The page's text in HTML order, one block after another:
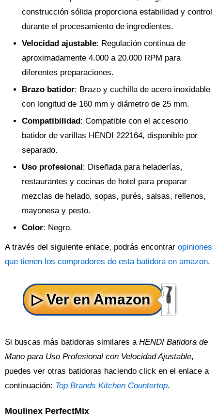
construcción sólida proporciona estabilidad y control
durante el procesamiento de ingredientes.
Velocidad ajustable: Regulación continua de
aproximadamente 4.000 a 20.000 RPM para
diferentes preparaciones.
Brazo batidor: Brazo y cuchilla de acero inoxidable
con longitud de 160 mm y diámetro de 25 mm.
Compatibilidad: Compatible con el accesorio
batidor de varillas HENDI 222164, disponible por
separado.
Uso profesional: Diseñada para heladerías,
restaurantes y cocinas de hotel para preparar
mezclas de helado, sopas, purés, salsas, rellenos,
mayonesa y pesto.
Color: Negro.
A través del siguiente enlace, podrás encontrar opiniones
que tienen los compradores de esta batidora en amazon.
Si buscas más batidoras similares a HENDI Batidora de
Mano para Uso Profesional con Velocidad Ajustable,
puedes ver otras batidoras haciendo click en el enlace a
continuación: Top Brands Kitchen Countertop.
Moulinex PerfectMix